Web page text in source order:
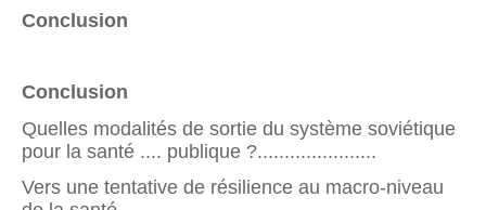
Conclusion
Conclusion
Quelles modalités de sortie du système soviétique
pour la santé .... publique ?......................
Vers une tentative de résilience au macro-niveau